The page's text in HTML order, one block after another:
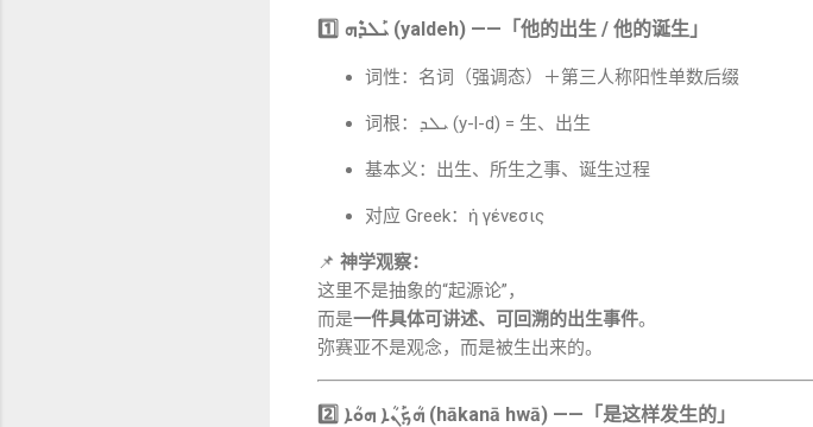
1️⃣ ܝܰܠܕܶܗ (yaldeh) ——「他的出生 / 他的诞生」
词性：名词（强调态）＋第三人称阳性单数后缀
词根：ܝܠܕ (y-l-d) = 生、出生
基本义：出生、所生之事、诞生过程
对应 Greek：ἡ γένεσις
📌 神学观察：
这里不是抽象的“起源论”，
而是一件具体可讲述、可回溯的出生事件。
弥赛亚不是观念，而是被生出来的。
2️⃣ ܗܳܟ݂ܰܢܳܐ ܗܘܳܐ (hākanā hwā) ——「是这样发生的」